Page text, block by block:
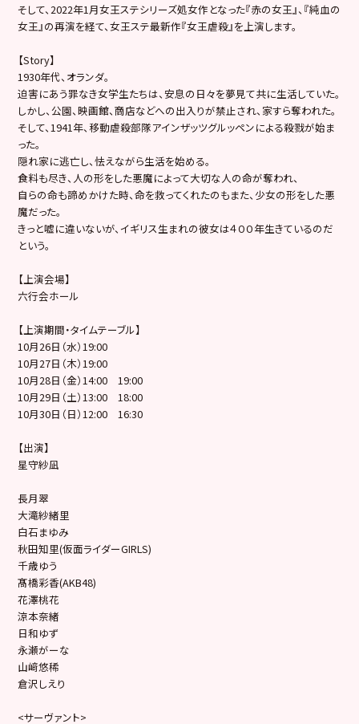
そして、2022年1月女王ステシリーズ処女作となった『赤の女王』、『純血の
女王』の再演を経て、女王ステ最新作『女王虐殺』を上演します。
【Story】
1930年代、オランダ。
迫害にあう罪なき女学生たちは、安息の日々を夢見て共に生活していた。
しかし、公園、映画館、商店などへの出入りが禁止され、 家すら奪われた。
そして、1941年、移動虐殺部隊アインザッツグルッペンによる殺戮が始ま
った。
隠れ家に逃亡し、怯えながら生活を始める。
食料も尽き、人の形をした悪魔によって大切な人の命が奪われ、
自らの命も諦めかけた時、命を救ってくれたのもまた、 少女の形をした悪
魔だった。
きっと嘘に違いないが、 イギリス生まれの彼女は４００年生きているのだ
という。
【上演会場】
六行会ホール
【上演期間・タイムテーブル】
10月26日（水）19:00
10月27日（木）19:00
10月28日（金）14:00 19:00
10月29日（土）13:00 18:00
10月30日（日）12:00 16:30
【出演】
星守紗凪
長月翠
大滝紗緒里
白石まゆみ
秋田知里(仮面ライダーGIRLS)
千歳ゆう
髙橋彩香(AKB48)
花澤桃花
涼本奈緒
日和ゆず
永瀬がーな
山﨑悠稀
倉沢しえり
<サーヴァント>